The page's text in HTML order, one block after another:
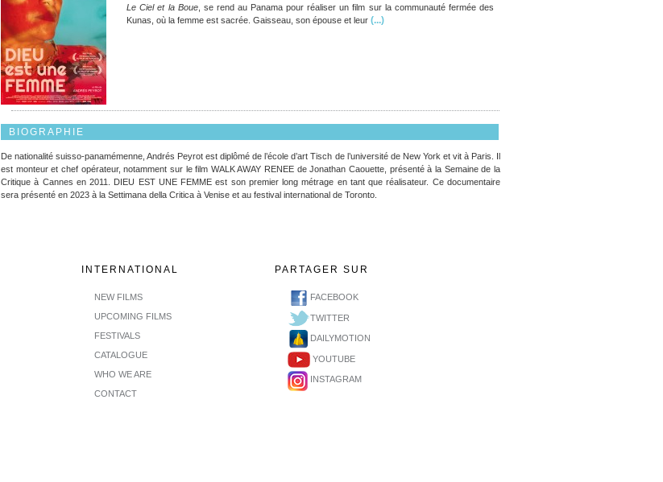
Le Ciel et la Boue, se rend au Panama pour réaliser un film sur la communauté fermée des
Kunas, où la femme est sacrée. Gaisseau, son épouse et leur (...)
BIOGRAPHIE
De nationalité suisso-panamémenne, Andrés Peyrot est diplômé de l’école d’art Tisch de l’université de New York et vit à Paris. Il
est monteur et chef opérateur, notamment sur le film WALK AWAY RENEE de Jonathan Caouette, présenté à la Semaine de la
Critique à Cannes en 2011. DIEU EST UNE FEMME est son premier long métrage en tant que réalisateur. Ce documentaire
sera présenté en 2023 à la Settimana della Critica à Venise et au festival international de Toronto.
INTERNATIONAL
NEW FILMS
UPCOMING FILMS
FESTIVALS
CATALOGUE
WHO WE ARE
CONTACT
PARTAGER SUR
FACEBOOK
TWITTER
DAILYMOTION
YOUTUBE
INSTAGRAM